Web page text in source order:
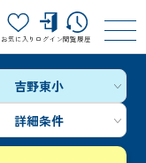
お気に入り ログイン閲覧履歴
吉野東小
詳細条件